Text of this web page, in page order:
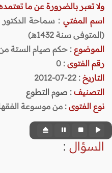
ولا تعبر بالضرورة عن ما تعتمده
اسم المفتي : سماحة
(المتوفى سنة 1432هـ)
الموضوع : حكم صيام الستة
رقم الفتوى :
0
التاريخ : 22-07-2012
التصنيف : صوم التطوع
نوع الفتوى : من موسوعة
السؤال :